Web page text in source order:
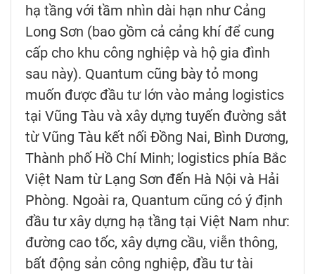
hạ tầng với tầm nhìn dài hạn như Cảng
Long Sơn (bao gồm cả cảng khí để cung
cấp cho khu công nghiệp và hộ gia đình
sau này). Quantum cũng bày tỏ mong
muốn được đầu tư lớn vào mảng logistics
tại Vũng Tàu và xây dựng tuyến đường sắt
từ Vũng Tàu kết nối Đồng Nai, Bình Dương,
Thành phố Hồ Chí Minh; logistics phía Bắc
Việt Nam từ Lạng Sơn đến Hà Nội và Hải
Phòng. Ngoài ra, Quantum cũng có ý định
đầu tư xây dựng hạ tầng tại Việt Nam như:
đường cao tốc, xây dựng cầu, viễn thông,
bất động sản công nghiệp, đầu tư tài